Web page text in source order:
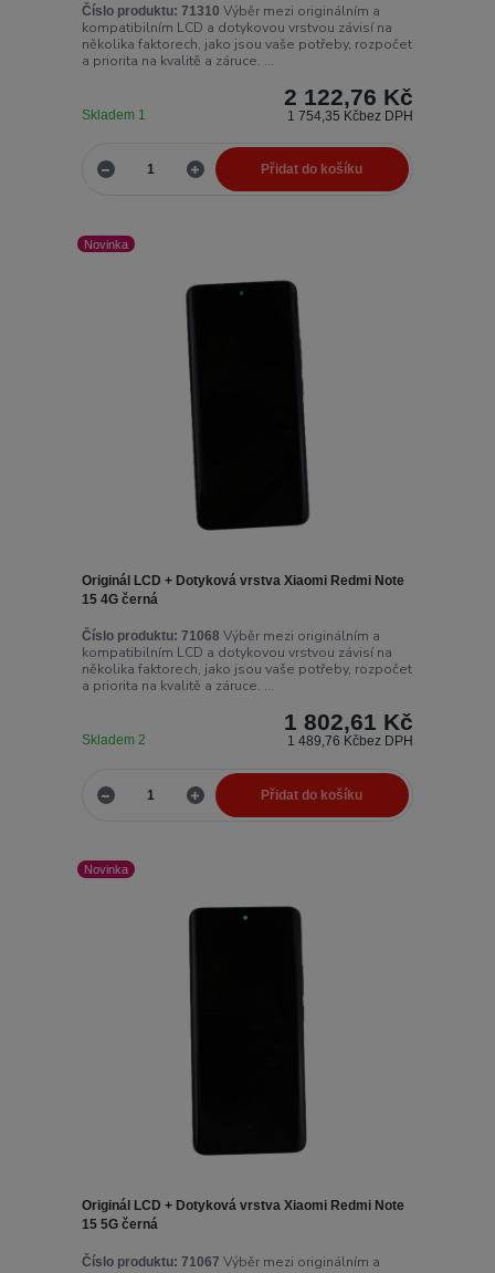
Číslo produktu: 71310 Výběr mezi originálním a
kompatibilním LCD a dotykovou vrstvou závisí na
několika faktorech, jako jsou vaše potřeby, rozpočet
a priorita na kvalitě a záruce. ...
2 122,76 Kč
1 754,35 Kčbez DPH
Skladem 1
Přidat do košíku
Novinka
Originál LCD + Dotyková vrstva Xiaomi Redmi Note
15 4G černá
Číslo produktu: 71068 Výběr mezi originálním a
kompatibilním LCD a dotykovou vrstvou závisí na
několika faktorech, jako jsou vaše potřeby, rozpočet
a priorita na kvalitě a záruce. ...
1 802,61 Kč
1 489,76 Kčbez DPH
Skladem 2
Přidat do košíku
Novinka
Originál LCD + Dotyková vrstva Xiaomi Redmi Note
15 5G černá
Číslo produktu: 71067 Výběr mezi originálním a